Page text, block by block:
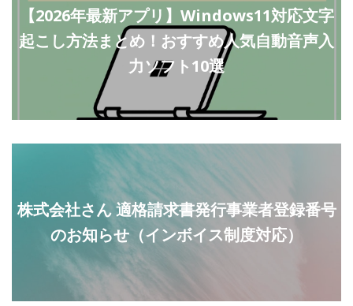
【2026年最新アプリ】Windows11対応文字
起こし方法まとめ！おすすめ人気自動音声入
力ソフト10選
株式会社さん 適格請求書発行事業者登録番号
のお知らせ（インボイス制度対応）